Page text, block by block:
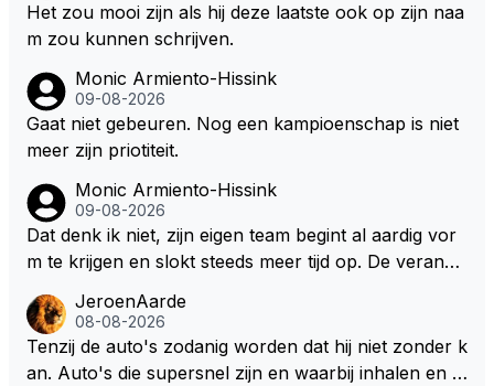
Het zou mooi zijn als hij deze laatste ook op zijn naa
m zou kunnen schrijven.
Monic Armiento-Hissink
09-08-2026
Gaat niet gebeuren. Nog een kampioenschap is niet
meer zijn priotiteit.
Monic Armiento-Hissink
09-08-2026
Dat denk ik niet, zijn eigen team begint al aardig vor
m te krijgen en slokt steeds meer tijd op. De verande
en zullen ben ik bang niet het gewenste effect hebb
en. Mocht het wel zo zijn dan zal het 3 jaar zijn, hoo
guit 5 jaar maar echt niet langer. Vergeet niet, hij hee
JeroenAarde
08-08-2026
Tenzij de auto's zodanig worden dat hij niet zonder k
an. Auto's die supersnel zijn en waarbij inhalen en v